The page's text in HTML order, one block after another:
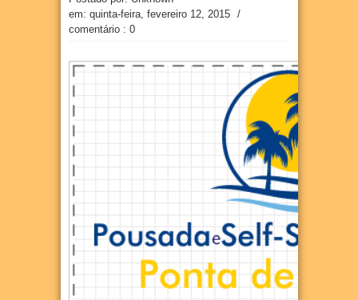
em: quinta-feira, fevereiro 12, 2015
/
comentário : 0